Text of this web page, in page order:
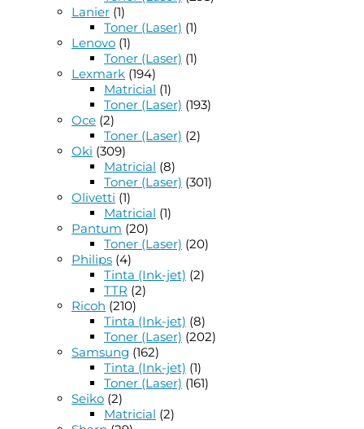
Lanier (1)
Toner (Laser) (1)
Lenovo (1)
Toner (Laser) (1)
Lexmark (194)
Matricial (1)
Toner (Laser) (193)
Oce (2)
Toner (Laser) (2)
Oki (309)
Matricial (8)
Toner (Laser) (301)
Olivetti (1)
Matricial (1)
Pantum (20)
Toner (Laser) (20)
Philips (4)
Tinta (Ink-jet) (2)
TTR (2)
Ricoh (210)
Tinta (Ink-jet) (8)
Toner (Laser) (202)
Samsung (162)
Tinta (Ink-jet) (1)
Toner (Laser) (161)
Seiko (2)
Matricial (2)